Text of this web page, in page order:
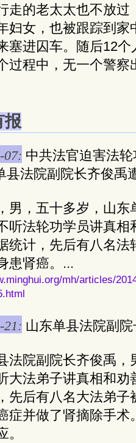
走的老太太也不放
妇女，也被跟踪到
塞进囚车。随后12
过程中，无一个警
报
07: 中共法官迫害法
县法院副院长齐俊禹
男，五十多岁，山
听法轮功学员讲真
统计，先后有八名
患肾癌。...
mh/articles/
21: 山东单县法院副
法院副院长齐俊禹
大法弟子讲真相和
先后有八名大法弟
症并做了肾摘除手
。